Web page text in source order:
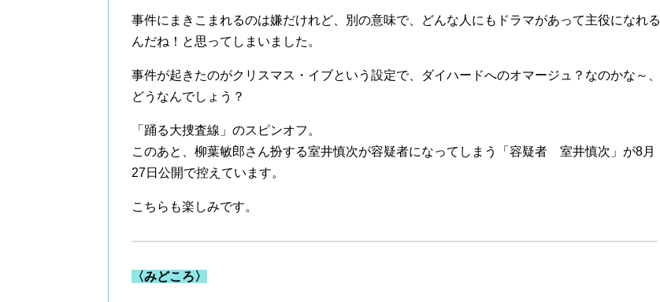
事件にまきこまれるのは嫌だけれど、別の意味で、どんな人にもドラマがあって主役になれる
んだね！と思ってしまいました。
事件が起きたのがクリスマス・イブという設定で、ダイハードへのオマージュ？なのかな～、
どうなんでしょう？
「踊る大捜査線」のスピンオフ。
このあと、柳葉敏郎さん扮する室井慎次が容疑者になってしまう「容疑者 室井慎次」が8月
27日公開で控えています。
こちらも楽しみです。
〈みどころ〉